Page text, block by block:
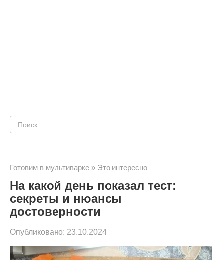
Поиск:
Готовим в мультиварке » Это интересно
На какой день показал тест:
секреты и нюансы
достоверности
Опубликовано: 23.10.2024